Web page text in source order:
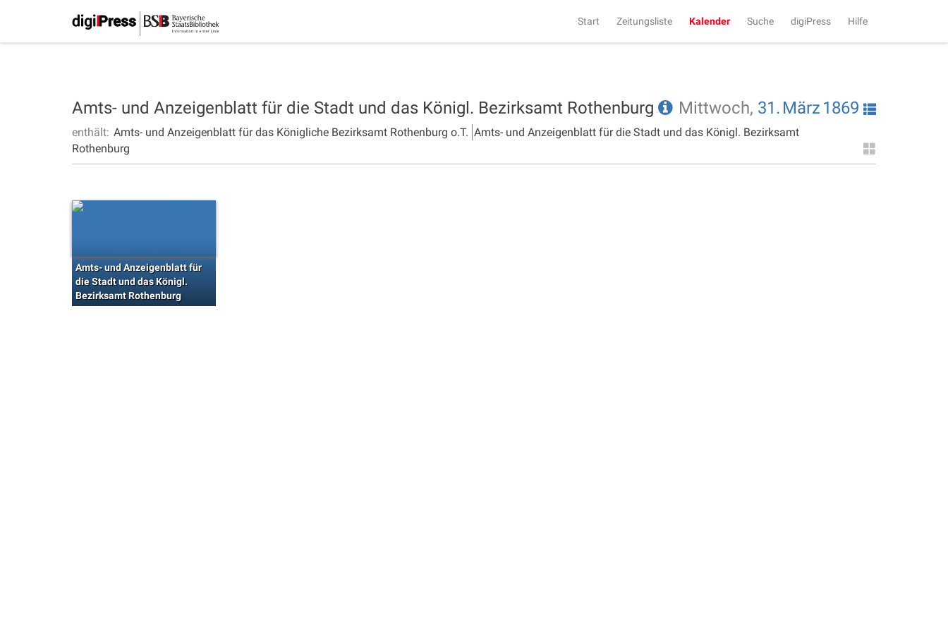
Start Zeitungsliste Kalender Suche digiPress Hilfe
Amts- und Anzeigenblatt für die Stadt und das Königl. Bezirksamt Rothenburg Mittwoch, 31. März 1869
enthält: Amts- und Anzeigenblatt für das Königliche Bezirksamt Rothenburg o.T. Amts- und Anzeigenblatt für die Stadt und das Königl. Bezirksamt
Rothenburg
Amts- und Anzeigenblatt für
die Stadt und das Königl.
Bezirksamt Rothenburg